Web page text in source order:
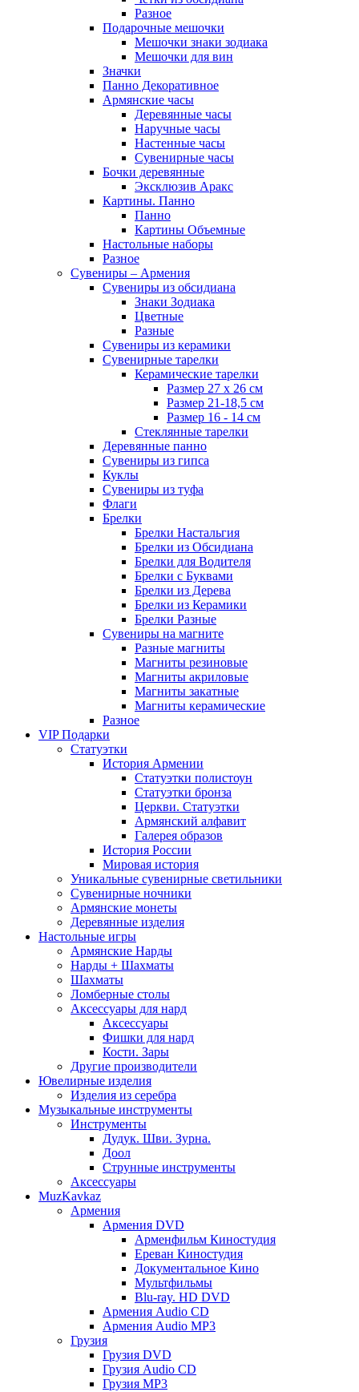
Разное
Подарочные мешочки
Мешочки знаки зодиака
Мешочки для вин
Значки
Панно Декоративное
Армянские часы
Деревянные часы
Наручные часы
Настенные часы
Сувенирные часы
Бочки деревянные
Эксклюзив Аракс
Картины. Панно
Панно
Картины Объемные
Настольные наборы
Разное
Сувениры – Армения
Сувениры из обсидиана
Знаки Зодиака
Цветные
Разные
Сувениры из керамики
Сувенирные тарелки
Керамические тарелки
Размер 27 х 26 см
Размер 21-18,5 см
Размер 16 - 14 см
Стеклянные тарелки
Деревянные панно
Сувениры из гипса
Куклы
Сувениры из туфа
Флаги
Брелки
Брелки Настальгия
Брелки из Обсидиана
Брелки для Водителя
Брелки с Буквами
Брелки из Дерева
Брелки из Керамики
Брелки Разные
Сувениры на магните
Разные магниты
Магниты резиновые
Магниты акриловые
Магниты закатные
Магниты керамические
Разное
VIP Подарки
Статуэтки
История Армении
Статуэтки полистоун
Статуэтки бронза
Церкви. Статуэтки
Армянский алфавит
Галерея образов
История России
Мировая история
Уникальные сувенирные светильники
Сувенирные ночники
Армянские монеты
Деревянные изделия
Настольные игры
Армянские Нарды
Нарды + Шахматы
Шахматы
Ломберные столы
Аксессуары для нард
Аксессуары
Фишки для нард
Кости. Зары
Другие производители
Ювелирные изделия
Изделия из серебра
Музыкальные инструменты
Инструменты
Дудук. Шви. Зурна.
Доол
Струнные инструменты
Аксессуары
MuzKavkaz
Армения
Армения DVD
Арменфильм Киностудия
Ереван Киностудия
Документальное Кино
Мультфильмы
Blu-ray. HD DVD
Армения Audio CD
Армения Audio MP3
Грузия
Грузия DVD
Грузия Audio CD
Грузия MP3